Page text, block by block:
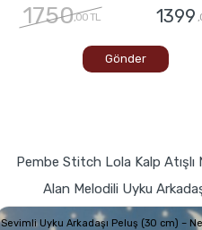
1750,00 TL 1399
Gönder
Pembe Stitch Lola Kalp Atışlı
Alan Melodili Uyku
Sevimli Uyku Arkadaşı Peluş (30 cm) –